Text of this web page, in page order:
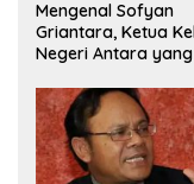
Mengenal Sofyan
Griantara, Ketua
Negeri Antara